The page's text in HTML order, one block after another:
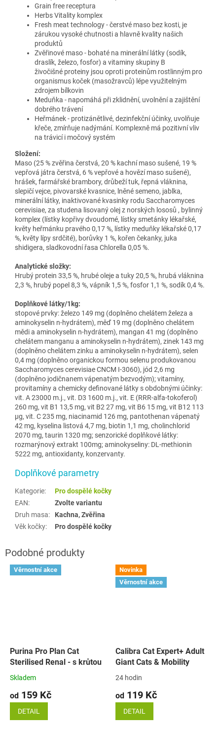
Grain free receptura
Herbs Vitality komplex
Fresh meat technology - čerstvé maso bez kosti, je
zárukou vysoké chutnosti a hlavně kvality našich
produktů
Zvěřinové maso - bohaté na minerální látky (sodík,
draslík, železo, fosfor) a vitaminy skupiny B
živočišné proteiny jsou oproti proteinům rostlinným pro
organismus koček (masožravců) lépe využitelným
zdrojem bílkovin
Meduňka - napomáhá při zklidnění, uvolnění a zajištění
dobrého trávení
Heřmánek - protizánětlivé, dezinfekční účinky, uvolňuje
křeče, zmírňuje nadýmání. Komplexně má pozitivní vliv
na trávicí i močový systém
Složení:
Maso (25 % zvěřina čerstvá, 20 % kachní maso sušené, 19 %
vepřová játra čerstvá, 6 % vepřové a hovězí maso sušené),
hrášek, farmářské brambory, drůbeží tuk, řepná vláknina,
slepičí vejce, pivovarské kvasnice, lněné semeno, jablka,
minerální látky, inaktivované kvasinky rodu Saccharomyces
cerevisiae, za studena lisovaný olej z norských lososů , bylinný
komplex (lístky kopřivy dvoudomé, lístky smetánky lékařské,
květy heřmánku pravého 0,17 %, lístky meduňky lékařské 0,17
%, květy lípy srdčité), borůvky 1 %, kořen čekanky, juka
shidigera, sladkovodní řasa Chlorella 0,05 %.
Analytické složky:
Hrubý protein 33,5 %, hrubé oleje a tuky 20,5 %, hrubá vláknina
2,3 %, hrubý popel 8,3 %, vápník 1,5 %, fosfor 1,1 %, sodík 0,4 %.
Doplňkové látky/1kg:
stopové prvky: železo 149 mg (doplněno chelátem železa a
aminokyselin n-hydrátem), měď 19 mg (doplněno chelátem
mědi a aminokyselin n-hydrátem), mangan 41 mg (doplněno
chelátem manganu a aminokyselin n-hydrátem), zinek 143 mg
(doplněno chelátem zinku a aminokyselin n-hydrátem), selen
0,4 mg (doplněno organickou formou selenu produkovanou
Saccharomyces cerevisiae CNCM I-3060), jód 2,6 mg
(doplněno jodičnanem vápenatým bezvodým); vitamíny,
provitamíny a chemicky definované látky s obdobnými účinky:
vit. A 23000 m.j., vit. D3 1600 m.j., vit. E (RRR-alfa-tokoferol)
260 mg, vit B1 13,5 mg, vit B2 27 mg, vit B6 15 mg, vit B12 113
µg, vit. C 235 mg, niacinamid 126 mg, pantothenan vápenatý
42 mg, kyselina listová 4,7 mg, biotin 1,1 mg, cholinchlorid
2070 mg, taurin 1320 mg; senzorické doplňkové látky:
rozmarýnový extrakt 100mg; aminokyseliny: DL-methionin
5222 mg, antioxidanty, konzervanty.
Doplňkové parametry
Kategorie:
Pro dospělé kočky
EAN:
Zvolte variantu
Druh masa:
Kachna, Zvěřina
Věk kočky: Pro dospělé kočky
Věrnostní akce
Purina Pro Plan Cat
Sterilised Renal - s krůtou
Skladem
od 159 Kč
DETAIL
Novinka
Věrnostní akce
Calibra Cat Expert+ Adult
Giant Cats & Mobility
24 hodin
od 119 Kč
DETAIL